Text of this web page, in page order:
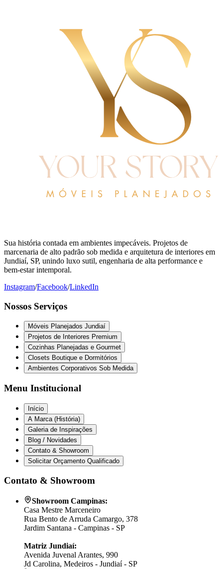
Sua história contada em ambientes impecáveis. Projetos de
marcenaria de alto padrão sob medida e arquitetura de interiores em
Jundiaí, SP, unindo luxo sutil, engenharia de alta performance e
bem-estar intemporal.
Instagram/Facebook/LinkedIn
Nossos Serviços
Móveis Planejados Jundiaí
Projetos de Interiores Premium
Cozinhas Planejadas e Gourmet
Closets Boutique e Dormitórios
Ambientes Corporativos Sob Medida
Menu Institucional
Início
A Marca (História)
Galeria de Inspirações
Blog / Novidades
Contato & Showroom
Solicitar Orçamento Qualificado
Contato & Showroom
Showroom Campinas:
Casa Mestre Marceneiro
Rua Bento de Arruda Camargo, 378
Jardim Santana - Campinas - SP
Matriz Jundiaí:
Avenida Juvenal Arantes, 990
Jd Carolina, Medeiros - Jundiaí - SP